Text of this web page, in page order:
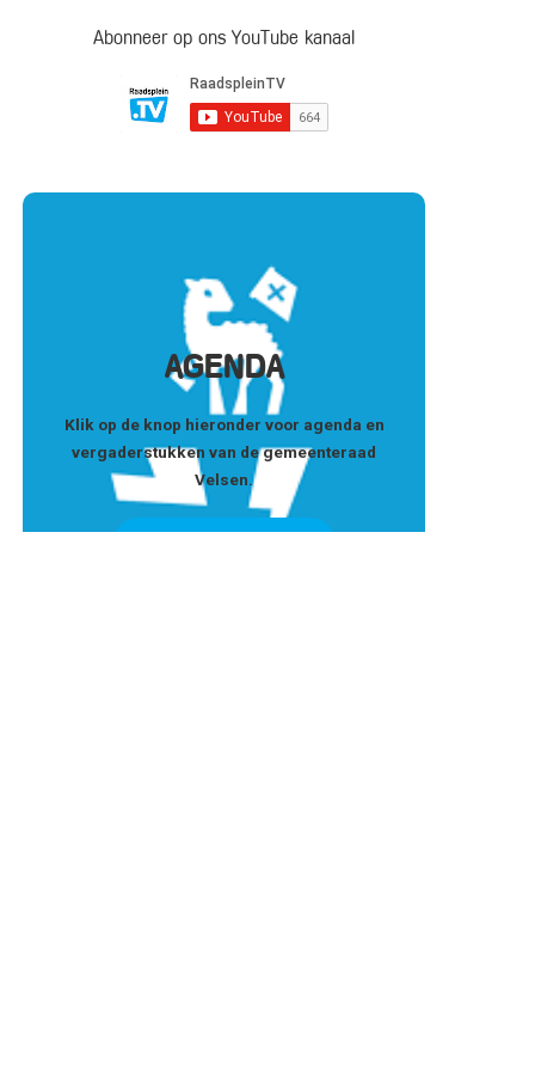
Abonneer op ons YouTube kanaal
AGENDA
Klik op de knop hieronder voor agenda en
vergaderstukken van de gemeenteraad
Velsen.